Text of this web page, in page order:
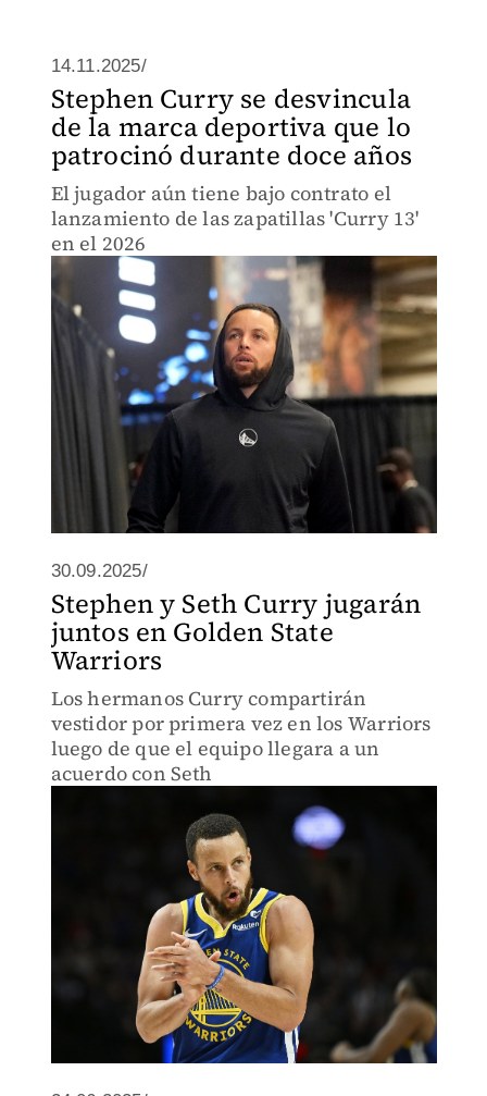
14.11.2025/
Stephen Curry se desvincula
de la marca deportiva que lo
patrocinó durante doce años
El jugador aún tiene bajo contrato el
lanzamiento de las zapatillas 'Curry 13'
en el 2026
30.09.2025/
Stephen y Seth Curry jugarán
juntos en Golden State
Warriors
Los hermanos Curry compartirán
vestidor por primera vez en los Warriors
luego de que el equipo llegara a un
acuerdo con Seth